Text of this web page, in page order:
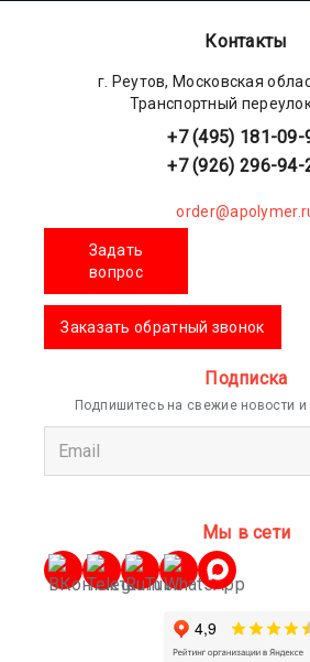
Контакты
г. Реутов, Московская
Транспортный
+7 (495) 181-09-
+7 (926) 296-94-
Задать
вопрос
Заказать обратный звонок
Подписка
Подпишитесь на свежие новости
Мы в сети